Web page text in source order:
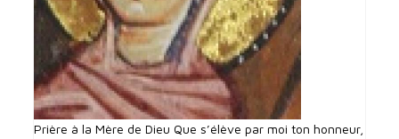
Prière à la Mère de Dieu Que s’élève par moi ton honneur,